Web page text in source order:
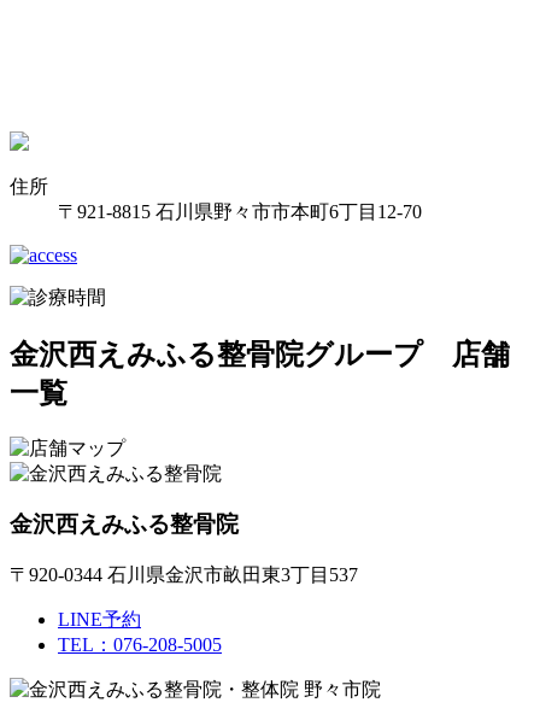
住所
〒921-8815 石川県野々市市本町6丁目12-70
金沢西えみふる整骨院グループ 店舗
一覧
金沢西えみふる整骨院
〒920-0344 石川県金沢市畝田東3丁目537
LINE予約
TEL：076-208-5005